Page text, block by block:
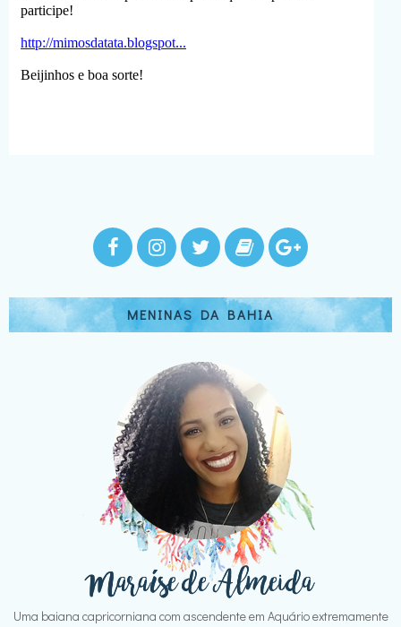
MENINAS DA BAHIA
Uma baiana capricorniana com ascendente em Aquário extremamente